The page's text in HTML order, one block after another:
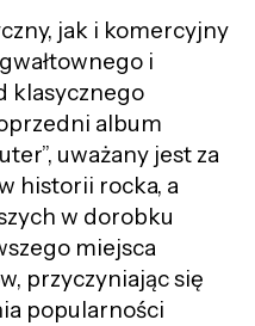
jak i komercyjny
i
klasycznego
album
uważany jest za
historii rocka, a
w dorobku
miejsca
przyczyniając się
popularności